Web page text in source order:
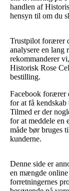
handlen af
hensyn til om du
Trustpilot forærer
analysere en lang
rekommanderer
Historisk Rose
bestilling.
Facebook forærer
for at få
Tilmed er der
for at meddele en
måde bør bruges
kunderne.
Denne side er
en mængde
forretningernes